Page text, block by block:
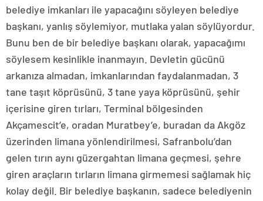
belediye imkanları ile yapacağını söyleyen belediye
başkanı, yanlış söylemiyor, mutlaka yalan söylüyordur.
Bunu ben de bir belediye başkanı olarak, yapacağımı
söylesem kesinlikle inanmayın. Devletin gücünü
arkanıza almadan, imkanlarından faydalanmadan, 3
tane taşıt köprüsünü, 3 tane yaya köprüsünü, şehir
içerisine giren tırları, Terminal bölgesinden
Akçamescit’e, oradan Muratbey’e, buradan da Akgöz
üzerinden limana yönlendirilmesi, Safranbolu’dan
gelen tırın aynı güzergahtan limana geçmesi, şehre
giren araçların tırların limana girmemesi sağlamak hiç
kolay değil. Bir belediye başkanın, sadece belediyenin